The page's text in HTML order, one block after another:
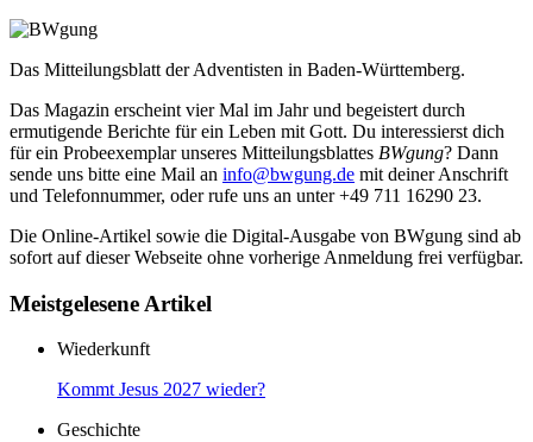
Das Mitteilungsblatt der Adventisten in Baden-Württemberg.
Das Magazin erscheint vier Mal im Jahr und begeistert durch
ermutigende Berichte für ein Leben mit Gott. Du interessierst dich
für ein Probeexemplar unseres Mitteilungsblattes BWgung? Dann
sende uns bitte eine Mail an info@bwgung.de mit deiner Anschrift
und Telefonnummer, oder rufe uns an unter +49 711 16290 23.
Die Online-Artikel sowie die Digital-Ausgabe von BWgung sind ab
sofort auf dieser Webseite ohne vorherige Anmeldung frei verfügbar.
Meistgelesene Artikel
Wiederkunft
Kommt Jesus 2027 wieder?
Geschichte